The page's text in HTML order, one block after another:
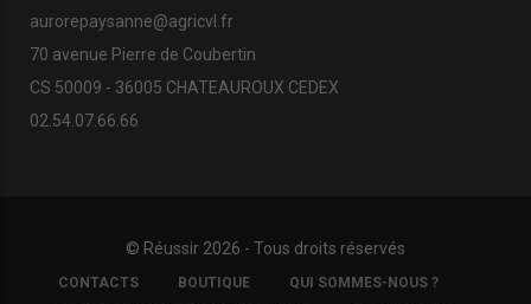
aurorepaysanne@agricvl.fr
70 avenue Pierre de Coubertin
CS 50009 - 36005 CHATEAUROUX CEDEX
02.54.07.66.66
© Réussir 2026 - Tous droits réservés
FOOTER
COPYRIGHT
CONTACTS BOUTIQUE QUI SOMMES-NOUS ?